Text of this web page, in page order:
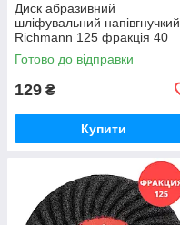
Диск абразивний
шліфувальний напівгнучкий
Richmann 125 фракція 40
(C4663)
Готово до відправки
129 ₴
Купити